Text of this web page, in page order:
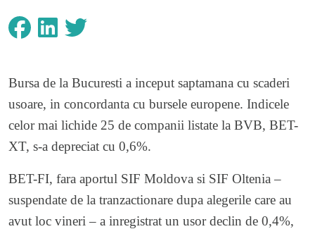
Bursa de la Bucuresti a inceput saptamana cu scaderi
usoare, in concordanta cu bursele europene. Indicele
celor mai lichide 25 de companii listate la BVB, BET-
XT, s-a depreciat cu 0,6%.
BET-FI, fara aportul SIF Moldova si SIF Oltenia –
suspendate de la tranzactionare dupa alegerile care au
avut loc vineri – a inregistrat un usor declin de 0,4%,